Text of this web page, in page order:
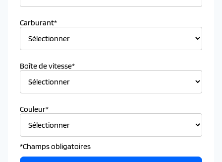
Carburant*
Boîte de vitesse*
Couleur*
*Champs obligatoires